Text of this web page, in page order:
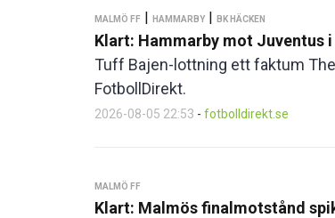
MALMÖ FF | HAMMARBY | BK HÄCKEN
Klart: Hammarby mot Juventus i
Tuff Bajen-lottning ett faktum
FotbollDirekt.
2026-08-05 22:53 - fotbolldirekt.se
MALMÖ FF
Klart: Malmös finalmotstånd